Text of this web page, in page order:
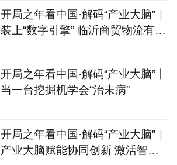
开局之年看中国·解码“产业大脑”｜
装上“数字引擎” 临沂商贸物流有
开局之年看中国·解码“产业大脑”丨
当一台挖掘机学会“治未病”
开局之年看中国·解码“产业大脑”｜
产业大脑赋能协同创新 激活智能